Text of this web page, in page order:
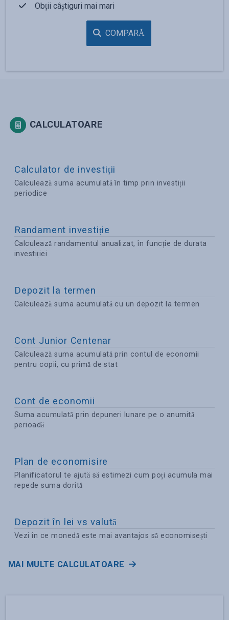
Obții câștiguri mai mari
COMPARĂ
CALCULATOARE
Calculator de investiții
Calculează suma acumulată în timp prin investiții
periodice
Randament investiție
Calculează randamentul anualizat, în funcție de durata
investiției
Depozit la termen
Calculează suma acumulată cu un depozit la termen
Cont Junior Centenar
Calculează suma acumulată prin contul de economii
pentru copii, cu primă de stat
Cont de economii
Suma acumulată prin depuneri lunare pe o anumită
perioadă
Plan de economisire
Planificatorul te ajută să estimezi cum poți acumula mai
repede suma dorită
Depozit în lei vs valută
Vezi în ce monedă este mai avantajos să economisești
MAI MULTE CALCULATOARE